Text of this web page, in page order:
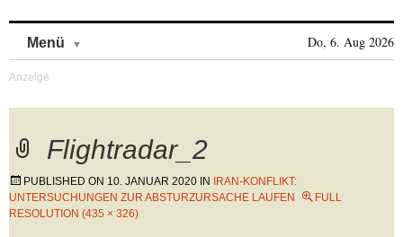
Menü Do, 6. Aug 2026
Flightradar_2
PUBLISHED ON 10. JANUAR 2020 IN
IRAN-KONFLIKT:
UNTERSUCHUNGEN ZUR ABSTURZURSACHE LAUFEN
FULL
RESOLUTION (435 × 326)